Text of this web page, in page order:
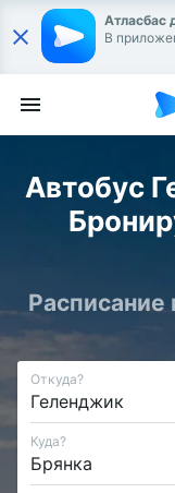
Атласбас
В
Автобус
Расписание
Откуда?
Куда?